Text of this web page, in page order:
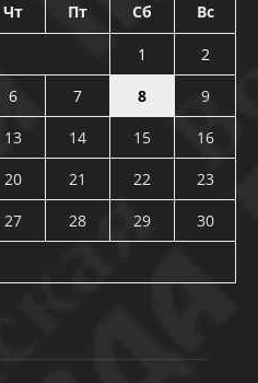
Чт Пт Сб Вс
1
2
6 7 8
9
13 14 15
16
20 21 22
23
27 28 29
30